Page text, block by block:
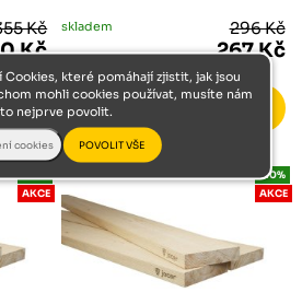
Kč
Kč
skladem 296 Kč
267 Kč
ks
-10%
AKCE
-10%
AKCE
Cookies, které pomáhají zjistit, jak jsou
mohli cookies používat, musíte nám
to nejprve povolit.